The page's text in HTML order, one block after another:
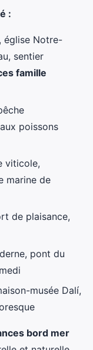
:
église Notre-
sentier
famille
poissons
viticole,
marine de
de plaisance,
pont du
musée Dalí,
bord mer